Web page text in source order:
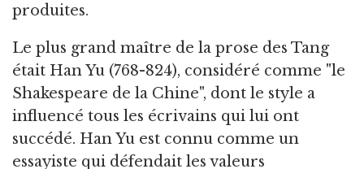
produites.
Le plus grand maître de la prose des Tang
était Han Yu (768-824), considéré comme "le
Shakespeare de la Chine", dont le style a
influencé tous les écrivains qui lui ont
succédé. Han Yu est connu comme un
essayiste qui défendait les valeurs